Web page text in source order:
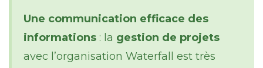
Une communication efficace des
informations : la gestion de projets
avec l’organisation Waterfall est très